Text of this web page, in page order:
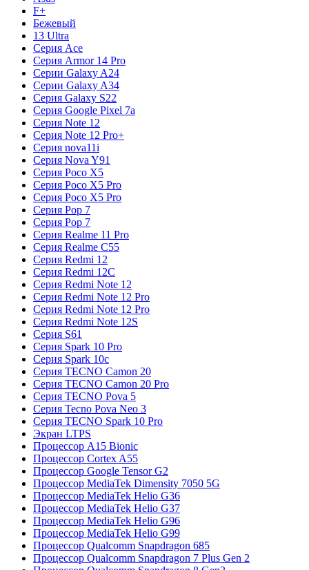
F+
Бежевый
13 Ultra
Серия Ace
Серия Armor 14 Pro
Серии Galaxy A24
Серии Galaxy A34
Серия Galaxy S22
Серия Google Pixel 7a
Серия Note 12
Серия Note 12 Pro+
Серия nova11i
Серия Nova Y91
Серия Poco X5
Серия Poco X5 Pro
Серия Poco X5 Pro
Серия Pop 7
Серия Pop 7
Серия Realme 11 Pro
Серия Realme C55
Серия Redmi 12
Серия Redmi 12C
Серия Redmi Note 12
Серия Redmi Note 12 Pro
Серия Redmi Note 12 Pro
Серия Redmi Note 12S
Серия S61
Серия Spark 10 Pro
Серия Spark 10c
Серия TECNO Camon 20
Серия TECNO Camon 20 Pro
Серия TECNO Pova 5
Серия Tecno Pova Neo 3
Серия TECNO Spark 10 Pro
Экран LTPS
Процессор A15 Bionic
Процессор Cortex A55
Процессор Google Tensor G2
Процессор MediaTek Dimensity 7050 5G
Процессор MediaTek Helio G36
Процессор MediaTek Helio G37
Процессор MediaTek Helio G96
Процессор MediaTek Helio G99
Процессор Qualcomm Snapdragon 685
Процессор Qualcomm Snapdragon 7 Plus Gen 2